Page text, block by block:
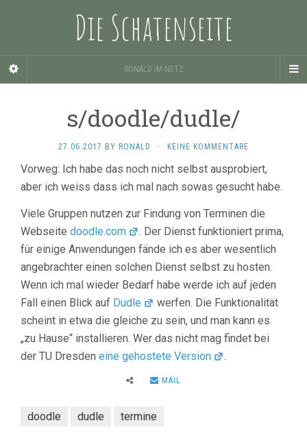
Die Schatenseite
RONALD IM NETZ
s/doodle/dudle/
27.06.2017 BY RONALD · KEINE KOMMENTARE
Vorweg: Ich habe das noch nicht selbst ausprobiert,
aber ich weiss dass ich mal nach sowas gesucht habe.
Viele Gruppen nutzen zur Findung von Terminen die
Webseite doodle.com
. Der Dienst funktioniert prima,
für einige Anwendungen fände ich es aber wesentlich
angebrachter einen solchen Dienst selbst zu hosten.
Wenn ich mal wieder Bedarf habe werde ich auf jeden
Fall einen Blick auf Dudle
werfen. Die Funktionalität
scheint in etwa die gleiche zu sein, und man kann es
„zu Hause“ installieren. Wer das nicht mag findet bei
der TU Dresden eine gehostete Version .
MAIL
doodle dudle termine